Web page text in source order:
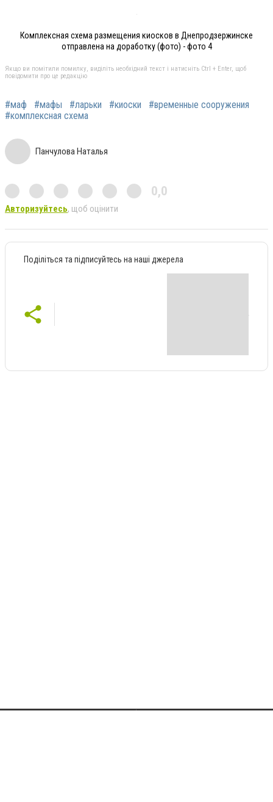
Комплексная схема размещения киосков в Днепродзержинске
отправлена на доработку (фото) - фото 4
Якщо ви помітили помилку, виділіть необхідний текст і натисніть Ctrl + Enter, щоб
повідомити про це редакцію
#маф #мафы #ларьки #киоски
#временные сооружения
#комплексная схема
Панчулова Наталья
0,0
Авторизуйтесь, щоб оцінити
Поділіться та підписуйтесь на наші джерела